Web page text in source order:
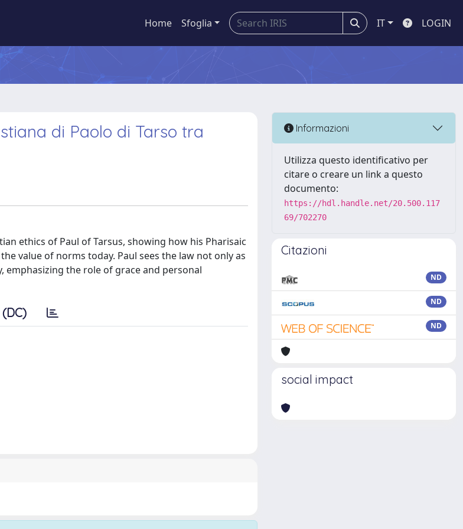
Home Sfoglia IT LOGIN
di Paolo di Tarso tra
ethics of Paul of Tarsus, showing how his Pharisaic
value of norms today. Paul sees the law not only as
the role of grace and personal
Informazioni
Utilizza questo identificativo per
citare o creare un link a questo
documento:
https://hdl.handle.net/20.500.117
69/702270
Citazioni
ND
ND
ND
social impact